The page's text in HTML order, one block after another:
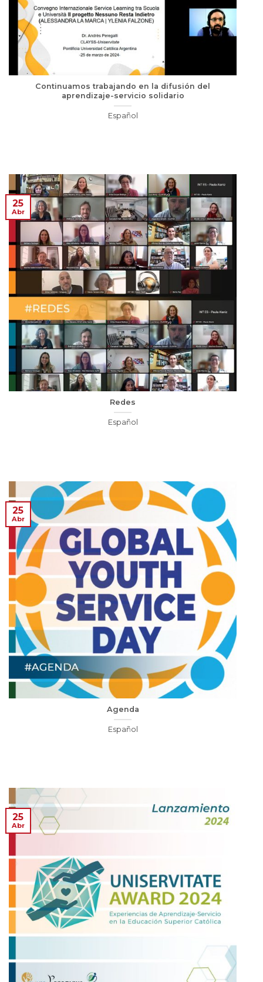
Continuamos trabajando en la difusión del
aprendizaje-servicio solidario
Español
Redes
Español
25
Abr
Agenda
Español
25
Abr
25
Abr